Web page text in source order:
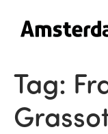
Tag: